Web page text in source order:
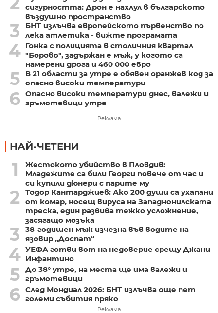
сигурността: Дрон е нахлул в българското
въздушно пространство
3
БНТ излъчва европейското първенство по
лека атлетика - вижте програмата
4 Гонка с полицията в столичния квартал
"Борово", задържан е мъж, у когото са
намерени дрога и 460 000 евро
5
В 21 области за утре е обявен оранжев код за
опасно високи температури
6 Опасно високи температури днес, валежи и
гръмотевици утре
Реклама
НАЙ-ЧЕТЕНИ
1
Жестокото убийство в Пловдив:
Младежите са били Георги повече от час и
си купили дюнери с парите му
2
Тодор Кантарджиев: Ако 200 души са ухапани
от комар, носещ вируса на Западнонилската
треска, един развива тежко усложнение,
засягащо мозъка
3
38-годишен мъж изчезна във водите на
язовир „Доспат“
4 УЕФА готви вот на недоверие срещу Джани
Инфантино
5 До 38° утре, на места ще има валежи и
гръмотевици
6 След Мондиал 2026: БНТ излъчва още пет
големи събития пряко
Реклама